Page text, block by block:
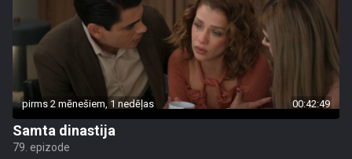
pirms 2 mēnešiem, 1 nedēļas 00:42:49
Samta dinastija
79. epizode